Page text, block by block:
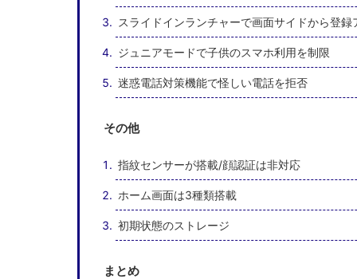
スライドインランチャーで画面サイドから登録
ジュニアモードで子供のスマホ利用を制限
迷惑電話対策機能で怪しい電話を拒否
その他
指紋センサーが搭載/顔認証は非対応
ホーム画面は3種類搭載
初期状態のストレージ
まとめ